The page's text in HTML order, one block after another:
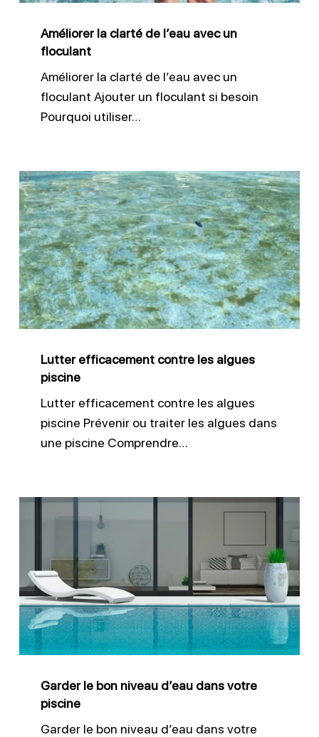
Améliorer la clarté de l’eau avec un
floculant
Améliorer la clarté de l’eau avec un
floculant Ajouter un floculant si besoin
Pourquoi utiliser…
Lutter
efficacement
contre
les
algues
piscine
Lutter efficacement contre les algues
piscine
Lutter efficacement contre les algues
piscine Prévenir ou traiter les algues dans
une piscine Comprendre…
niveau
d’eau
dans
votre
Garder le bon niveau d’eau dans votre
piscine
Garder le bon niveau d’eau dans votre